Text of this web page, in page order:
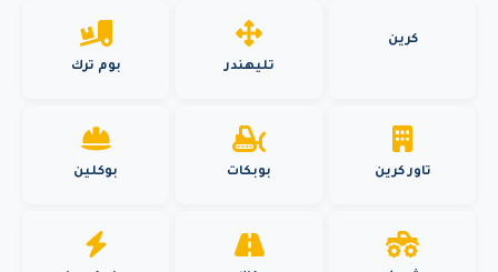
كرين
تليهندر
بوم ترك
تاور كرين بوبكات بوكلين